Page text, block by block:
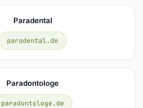
Paradental
paradental.de
Paradontologe
paradontologe.de